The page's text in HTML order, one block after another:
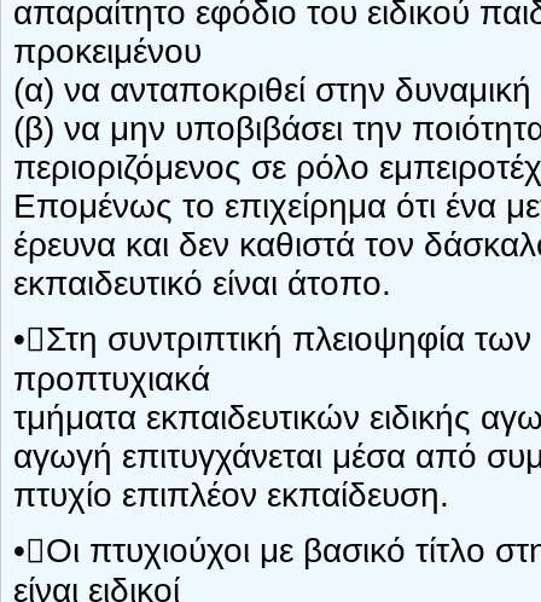
απαραίτητο εφόδιο του ειδικού
προκειμένου
(α) να ανταποκριθεί στην
(β) να μην υποβιβάσει την
περιοριζόμενος σε ρόλο
Επομένως το επιχείρημα ότι ένα
έρευνα και δεν καθιστά τον
εκπαιδευτικό είναι άτοπο.
•Στη συντριπτική πλειοψηφία
προπτυχιακά
τμήματα εκπαιδευτικών ειδικής
αγωγή επιτυγχάνεται μέσα από
πτυχίο επιπλέον εκπαίδευση.
•Οι πτυχιούχοι με βασικό τίτλο
είναι ειδικοί